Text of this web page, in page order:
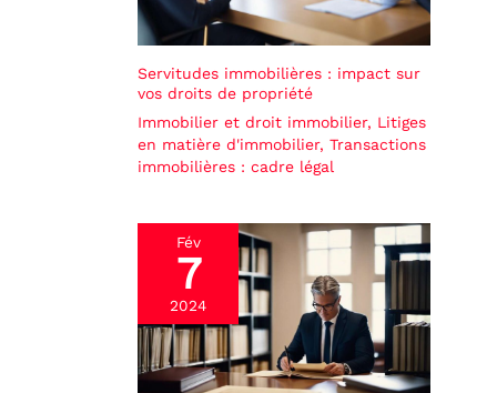
Servitudes immobilières : impact sur
vos droits de propriété
Immobilier et droit immobilier, Litiges
en matière d'immobilier, Transactions
immobilières : cadre légal
Fév
7
2024